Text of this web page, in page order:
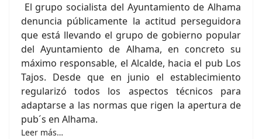
El grupo socialista del Ayuntamiento de Alhama
denuncia públicamente la actitud perseguidora
que está llevando el grupo de gobierno popular
del Ayuntamiento de Alhama, en concreto su
máximo responsable, el Alcalde, hacia el pub Los
Tajos. Desde que en junio el establecimiento
regularizó todos los aspectos técnicos para
adaptarse a las normas que rigen la apertura de
pub´s en Alhama.
Leer más…